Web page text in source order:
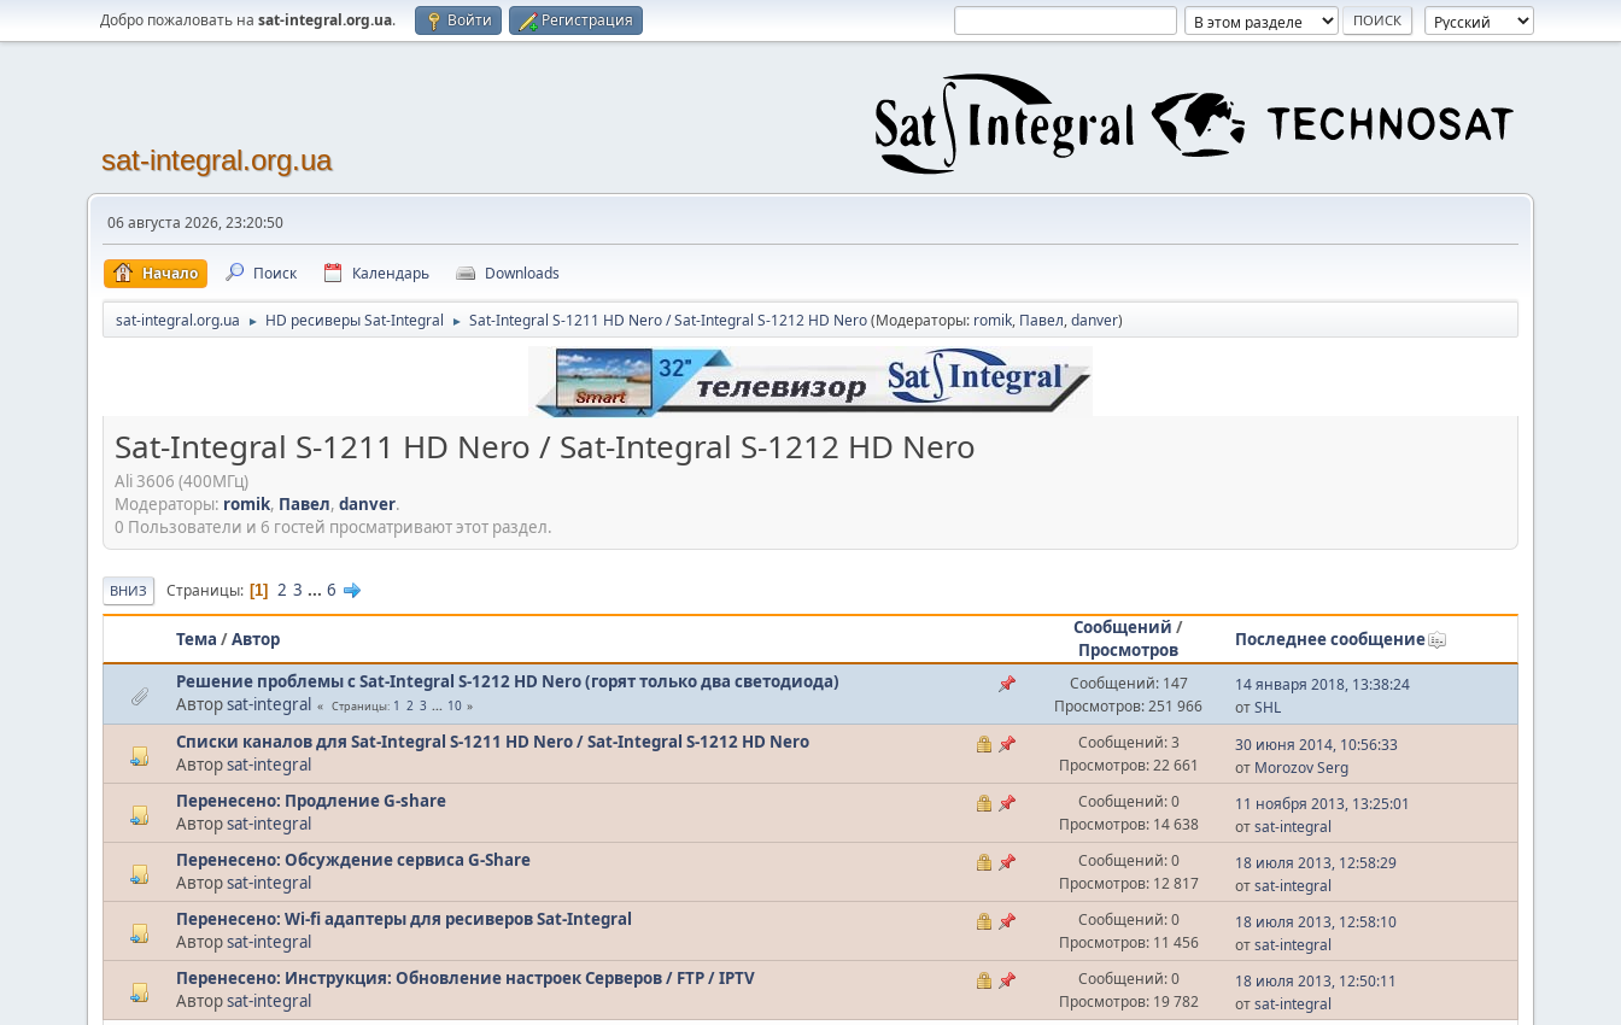
Добро пожаловать на sat-integral.org.ua. Войти Регистрация
sat-integral.org.ua
06 августа 2026, 23:20:50
Начало Поиск Календарь Downloads
sat-integral.org.ua ► HD ресиверы Sat-Integral ► Sat-Integral S-1211 HD Nero / Sat-Integral S-1212 HD Nero(Модераторы: romik, Павел,danver)
Sat-Integral S-1211 HD Nero / Sat-Integral S-1212 HD Nero
Ali 3606 (400МГц)
Модераторы: romik, Павел, danver.
0 Пользователи и 6 гостей просматривают этот раздел.
ВНИЗ Страницы 1 2 3 ... 6
Тема /Автор
Сообщений /
Просмотров
Последнее сообщение
Решение проблемы с Sat-Integral S-1212 HD Nero (горят только два светодиода)
Авторsat-integral Страницы 1 2 3 ... 10
Сообщений: 147
Просмотров: 251 966
14 января 2018, 13:38:24
отSHL
Списки каналов для Sat-Integral S-1211 HD Nero / Sat-Integral S-1212 HD Nero
Авторsat-integral
Сообщений: 3
Просмотров: 22 661
30 июня 2014, 10:56:33
от Morozov Serg
Перенесено: Продление G-share
Авторsat-integral
Сообщений: 0
Просмотров: 14 638
11 ноября 2013, 13:25:01
отsat-integral
Перенесено: Обсуждение сервиса G-Share
Авторsat-integral
Сообщений: 0
Просмотров: 12 817
18 июля 2013, 12:58:29
отsat-integral
Перенесено: Wi-fi адаптеры для ресиверов Sat-Integral
Авторsat-integral
Сообщений: 0
Просмотров: 11 456
18 июля 2013, 12:58:10
отsat-integral
Перенесено: Инструкция: Обновление настроек Серверов / FTP / IPTV
Авторsat-integral
Сообщений: 0
Просмотров: 19 782
18 июля 2013, 12:50:11
отsat-integral